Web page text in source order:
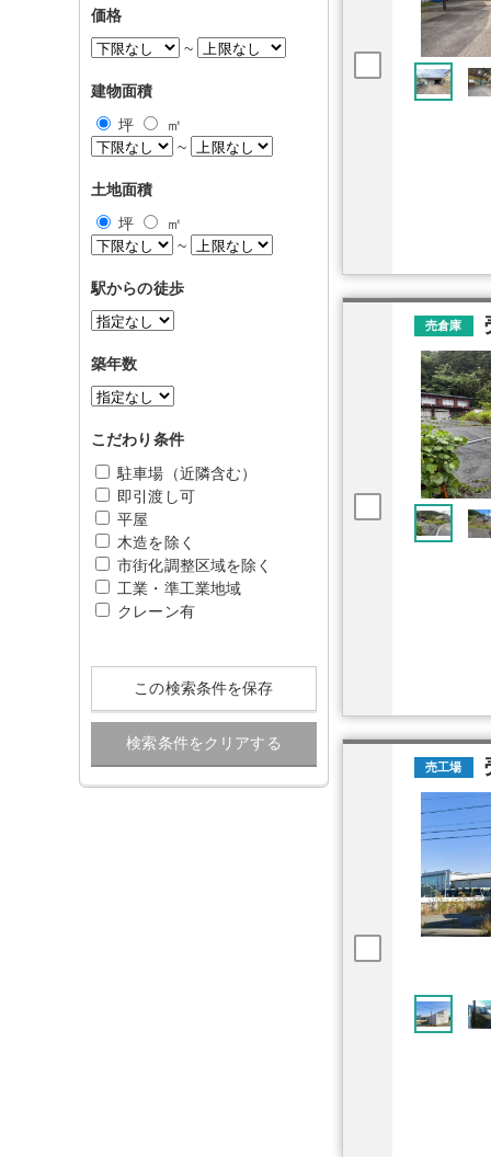
価格
~
建物面積
坪
㎡
~
土地面積
坪
㎡
~
駅からの徒歩
築年数
こだわり条件
駐車場（近隣含む）
即引渡し可
平屋
木造を除く
市街化調整区域を除く
工業・準工業地域
クレーン有
この検索条件を保存
検索条件をクリアする
売倉庫
売工場